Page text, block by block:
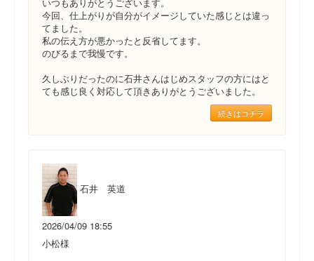
今回、仕上がりが自分がイメージしていた感じとは違っ
てました。
私の伝え方が悪かったと反省してます。
のびるまで我慢です。
久しぶりだったのに石井さんはじめスタッフの方にはと
ても感じ良く対応して頂きありがとうございました。
続きはコチラ
石井 英道
2026/04/09 18:55
小松様